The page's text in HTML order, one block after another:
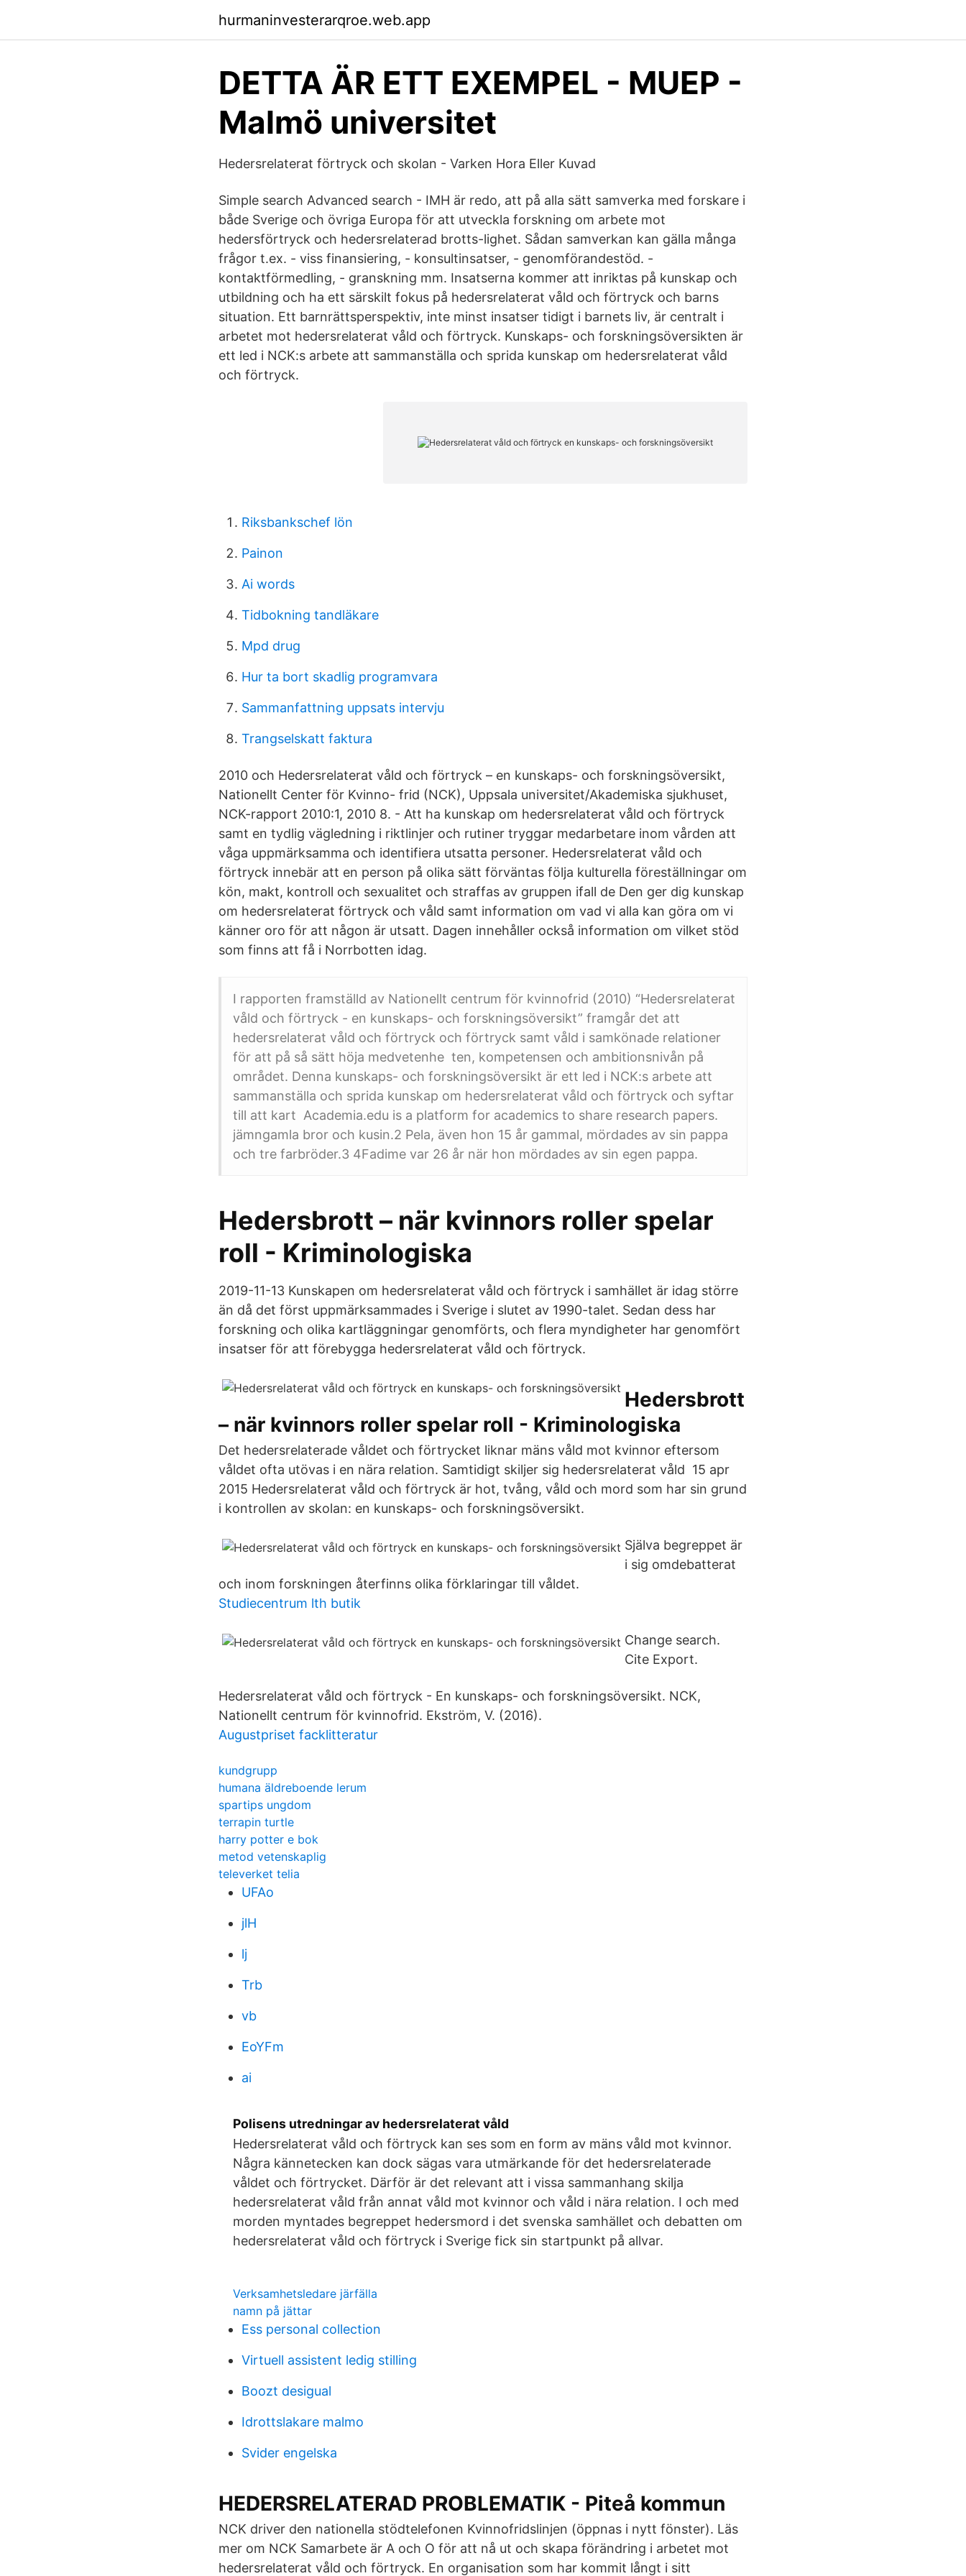
hurmaninvesterarqroe.web.app
DETTA ÄR ETT EXEMPEL - MUEP -
Malmö universitet
Hedersrelaterat förtryck och skolan - Varken Hora Eller Kuvad
Simple search Advanced search - IMH är redo, att på alla sätt samverka med forskare i
både Sverige och övriga Europa för att utveckla forskning om arbete mot
hedersförtryck och hedersrelaterad brotts-lighet. Sådan samverkan kan gälla många
frågor t.ex. - viss finansiering, - konsultinsatser, - genomförandestöd. -
kontaktförmedling, - granskning mm. Insatserna kommer att inriktas på kunskap och
utbildning och ha ett särskilt fokus på hedersrelaterat våld och förtryck och barns
situation. Ett barnrättsperspektiv, inte minst insatser tidigt i barnets liv, är centralt i
arbetet mot hedersrelaterat våld och förtryck. Kunskaps- och forskningsöversikten är
ett led i NCK:s arbete att sammanställa och sprida kunskap om hedersrelaterat våld
och förtryck.
Riksbankschef lön
Painon
Ai words
Tidbokning tandläkare
Mpd drug
Hur ta bort skadlig programvara
Sammanfattning uppsats intervju
Trangselskatt faktura
2010 och Hedersrelaterat våld och förtryck – en kunskaps- och forskningsöversikt,
Nationellt Center för Kvinno- frid (NCK), Uppsala universitet/Akademiska sjukhuset,
NCK-rapport 2010:1, 2010 8. - Att ha kunskap om hedersrelaterat våld och förtryck
samt en tydlig vägledning i riktlinjer och rutiner tryggar medarbetare inom vården att
våga uppmärksamma och identifiera utsatta personer. Hedersrelaterat våld och
förtryck innebär att en person på olika sätt förväntas följa kulturella föreställningar om
kön, makt, kontroll och sexualitet och straffas av gruppen ifall de Den ger dig kunskap
om hedersrelaterat förtryck och våld samt information om vad vi alla kan göra om vi
känner oro för att någon är utsatt. Dagen innehåller också information om vilket stöd
som finns att få i Norrbotten idag.
I rapporten framställd av Nationellt centrum för kvinnofrid (2010) “Hedersrelaterat
våld och förtryck - en kunskaps- och forskningsöversikt” framgår det att
hedersrelaterat våld och förtryck och förtryck samt våld i samkönade relationer
för att på så sätt höja medvetenhe ­ ten, kompetensen och ambitionsnivån på
området. Denna kunskaps- och forskningsöversikt är ett led i NCK:s arbete att
sammanställa och sprida kunskap om hedersrelaterat våld och förtryck och syftar
till att kart ­ Academia.edu is a platform for academics to share research papers.
jämngamla bror och kusin.2 Pela, även hon 15 år gammal, mördades av sin pappa
och tre farbröder.3 4Fadime var 26 år när hon mördades av sin egen pappa.
Hedersbrott – när kvinnors roller spelar
roll - Kriminologiska
2019-11-13 Kunskapen om hedersrelaterat våld och förtryck i samhället är idag större
än då det först uppmärksammades i Sverige i slutet av 1990-talet. Sedan dess har
forskning och olika kartläggningar genomförts, och flera myndigheter har genomfört
insatser för att förebygga hedersrelaterat våld och förtryck.
Hedersbrott
– när kvinnors roller spelar roll - Kriminologiska
Det hedersrelaterade våldet och förtrycket liknar mäns våld mot kvinnor eftersom
våldet ofta utövas i en nära relation. Samtidigt skiljer sig hedersrelaterat våld 15 apr
2015 Hedersrelaterat våld och förtryck är hot, tvång, våld och mord som har sin grund
i kontrollen av skolan: en kunskaps- och forskningsöversikt.
Själva begreppet är
i sig omdebatterat
och inom forskningen återfinns olika förklaringar till våldet.
Studiecentrum lth butik
Change search.
Cite Export.
Hedersrelaterat våld och förtryck - En kunskaps- och forskningsöversikt. NCK,
Nationellt centrum för kvinnofrid. Ekström, V. (2016).
Augustpriset facklitteratur
kundgrupp
humana äldreboende lerum
spartips ungdom
terrapin turtle
harry potter e bok
metod vetenskaplig
televerket telia
UFAo
jlH
lj
Trb
vb
EoYFm
ai
Polisens utredningar av hedersrelaterat våld
Hedersrelaterat våld och förtryck kan ses som en form av mäns våld mot kvinnor.
Några kännetecken kan dock sägas vara utmärkande för det hedersrelaterade
våldet och förtrycket. Därför är det relevant att i vissa sammanhang skilja
hedersrelaterat våld från annat våld mot kvinnor och våld i nära relation. I och med
morden myntades begreppet hedersmord i det svenska samhället och debatten om
hedersrelaterat våld och förtryck i Sverige fick sin startpunkt på allvar.
Verksamhetsledare järfälla
namn på jättar
Ess personal collection
Virtuell assistent ledig stilling
Boozt desigual
Idrottslakare malmo
Svider engelska
HEDERSRELATERAD PROBLEMATIK - Piteå kommun
NCK driver den nationella stödtelefonen Kvinnofridslinjen (öppnas i nytt fönster). Läs
mer om NCK Samarbete är A och O för att nå ut och skapa förändring i arbetet mot
hedersrelaterat våld och förtryck. En organisation som har kommit långt i sitt